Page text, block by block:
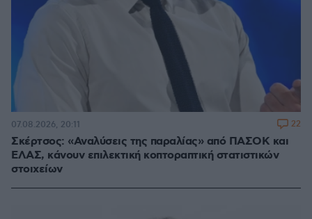
Σκέρτσος: «Αναλύσεις της παραλίας» από ΠΑΣΟΚ και
ΕΛΑΣ, κάνουν επιλεκτική κοπτοραπτική στατιστικών
στοιχείων
07.08.2026, 20:11 22